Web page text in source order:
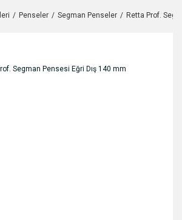
Penseler Segman Penseler Retta Prof.